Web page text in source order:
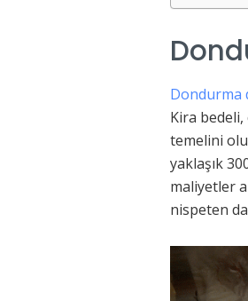
Dondurma
Kira
temelini
yaklaşık
maliyetler
nispeten